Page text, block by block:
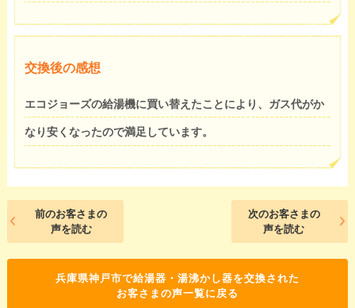
交換後の感想
エコジョーズの給湯機に買い替えたことにより、ガス代がか
なり安くなったので満足しています。
前のお客さまの
声を読む
次のお客さまの
声を読む
兵庫県神戸市で給湯器・湯沸かし器を交換された
お客さまの声一覧に戻る